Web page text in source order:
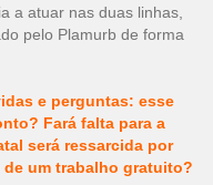
a atuar nas duas linhas,
pelo Plamurb de forma
e perguntas: esse
Fará falta para a
será ressarcida por
um trabalho gratuito?